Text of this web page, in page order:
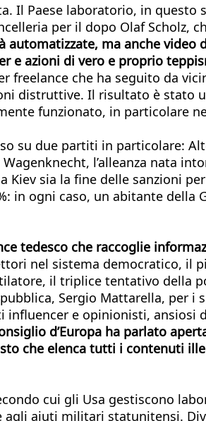
Il Paese laboratorio, in questo
per il dopo Olaf Scholz,
ma anche video
e azioni di vero e proprio
freelance che ha seguito da
distruttive. Il risultato è
funzionato, in particolare
su due partiti in particolare:
l’alleanza nata
sia la fine delle sanzioni
in ogni caso, un abitante della
tedesco che raccoglie
nel sistema democratico, il
il triplice tentativo della
Sergio Mattarella, per i
influencer e opinionisti,
d’Europa ha parlato
che elenca tutti i contenuti
cui gli Usa gestiscono
aiuti militari statunitensi.